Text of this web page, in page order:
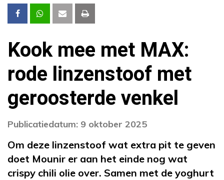
Kook mee met MAX:
rode linzenstoof met
geroosterde venkel
Publicatiedatum: 9 oktober 2025
Om deze linzenstoof wat extra pit te geven
doet Mounir er aan het einde nog wat
crispy chili olie over. Samen met de yoghurt